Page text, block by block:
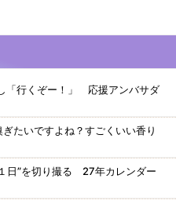
行くぞー！」 応援アンバサダ
たいですよね？すごくいい香り
日”を切り撮る 27年カレンダー